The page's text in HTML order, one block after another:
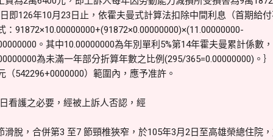
即126年10月23日止，依霍夫曼式計算法扣除中間利息（首期給
91872×10.00000000+(91872×0.00000000)×(11.00000000-
。其中10.00000000為年別單利5%第14年霍夫曼累計係數
為未滿一年部分折算年數之比例(295/365=0.00000000)。
（542296+0000000）範圍內，應予准許。
護之必要，經被上訴人否認，經
，合併第3 至7 節頸椎狹窄，於105年3月2日至高雄榮總住院